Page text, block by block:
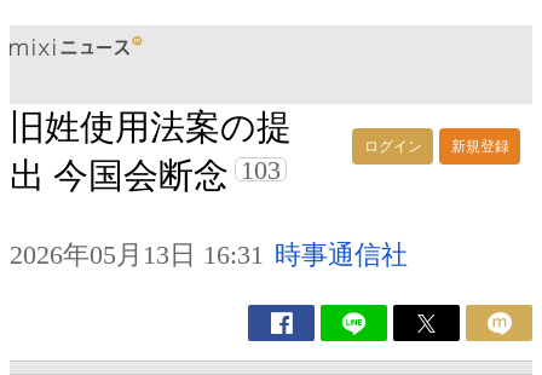
ログイン 新規登録
旧姓使用法案の提
出 今国会断念 103
2026年05月13日 16:31 時事通信社